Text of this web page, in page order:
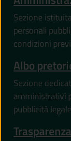
Sezione
personali
condizioni
Albo
Sezione
amministrativi
pubblicità